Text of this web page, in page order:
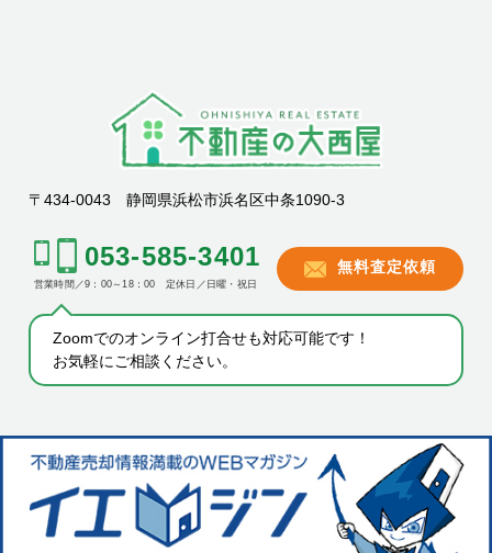
〒434-0043 静岡県浜松市浜名区中条1090-3
053-585-3401
営業時間／9：00～18：00 定休日／日曜・祝日
無料査定依頼
Zoomでのオンライン打合せも対応可能です！
お気軽にご相談ください。